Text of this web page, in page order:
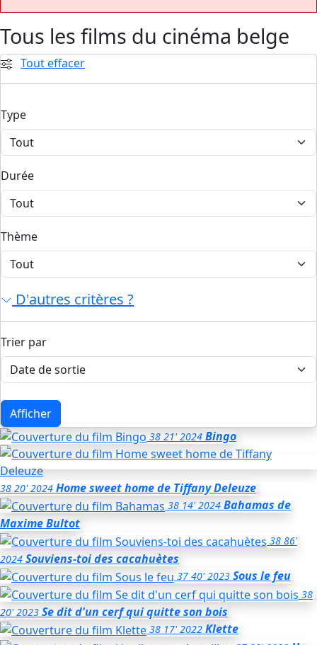
Tous les films du cinéma belge
Tout effacer
Type
Durée
Thème
D'autres critères ?
Trier par
Afficher
38 21' 2024 Bingo
38 20' 2024 Home sweet home de Tiffany Deleuze
38 14' 2024 Bahamas de
Maxime Bultot
38 86'
2024 Souviens-toi des cacahuètes
37 40' 2023 Sous le feu
38
20' 2023 Se dit d'un cerf qui quitte son bois
38 17' 2022 Klette